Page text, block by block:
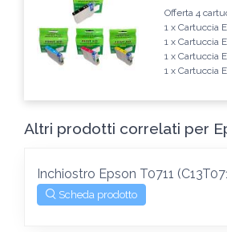
Offerta 4
1 x Cartuccia
1 x Cartuccia
1 x Cartuccia
1 x Cartuccia
Altri prodotti correlati per
Inchiostro Epson T0711
Scheda prodotto